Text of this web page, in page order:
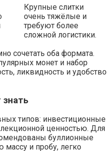
Крупные слитки
очень тяжёлые и
требуют более
сложной логистики.
сочетать оба формата.
монет и набор
ликвидность и удобство
типов: инвестиционные
ценностью. Для
буллионные
и пробу, легко